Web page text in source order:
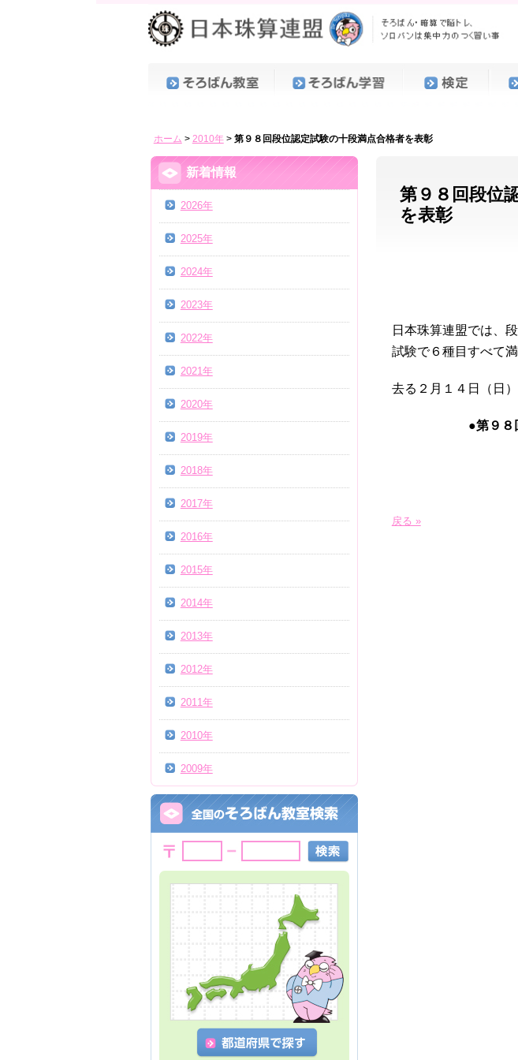
ホーム > 2010年> 第９８回段位認定試験の十段満点合格者を表彰
第９８回段位
を表彰
日本珠算連盟では、
試験で６種目すべて
去る２月１４日（日
●第９
戻る »
新着情報
2026年
2025年
2024年
2023年
2022年
2021年
2020年
2019年
2018年
2017年
2016年
2015年
2014年
2013年
2012年
2011年
2010年
2009年